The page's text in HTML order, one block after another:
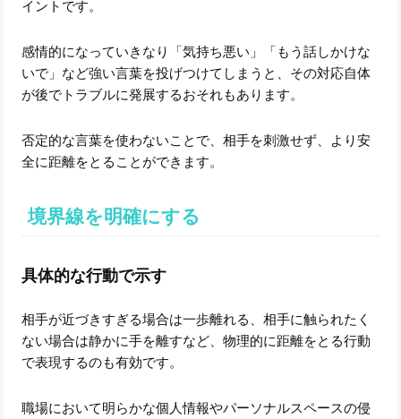
イントです。
感情的になっていきなり「気持ち悪い」「もう話しかけな
いで」など強い言葉を投げつけてしまうと、その対応自体
が後でトラブルに発展するおそれもあります。
否定的な言葉を使わないことで、相手を刺激せず、より安
全に距離をとることができます。
境界線を明確にする
具体的な行動で示す
相手が近づきすぎる場合は一歩離れる、相手に触られたく
ない場合は静かに手を離すなど、物理的に距離をとる行動
で表現するのも有効です。
職場において明らかな個人情報やパーソナルスペースの侵